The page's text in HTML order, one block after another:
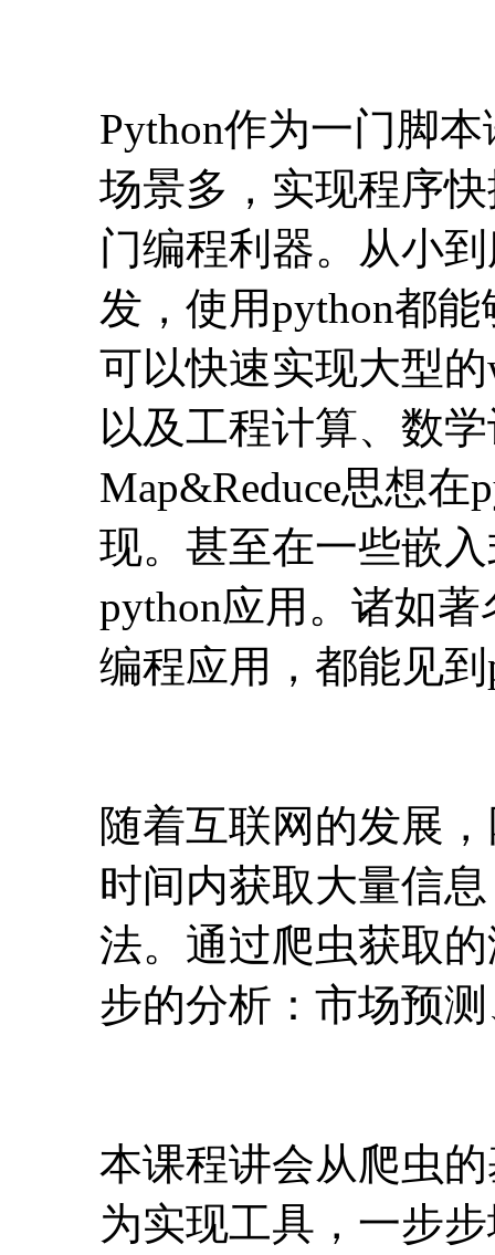
Python作为一门脚
场景多，实现程序
门编程利器。从小
发，使用python都
可以快速实现大型
以及工程计算、数
Map&Reduce思想
现。甚至在一些嵌
python应用。诸如著
编程应用，都能见
随着互联网的发展
时间内获取大量信
法。通过爬虫获取
步的分析：市场预
本课程讲会从爬虫
为实现工具，一步